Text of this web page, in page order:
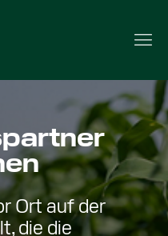
Ort auf der
die die